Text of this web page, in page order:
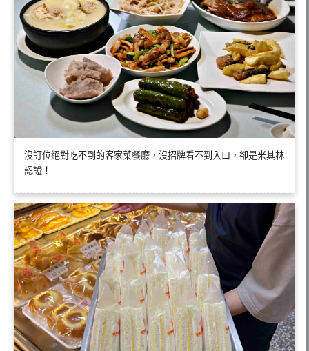
沒訂位絕對吃不到的客家菜餐廳，沒招牌看不到入口，卻是米其林
認證！